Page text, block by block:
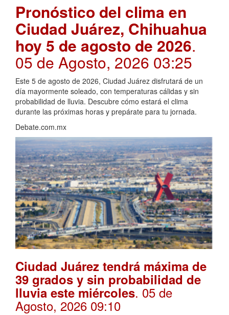
Pronóstico del clima en
Ciudad Juárez, Chihuahua
hoy 5 de agosto de 2026.
05 de Agosto, 2026 03:25
Este 5 de agosto de 2026, Ciudad Juárez disfrutará de un
día mayormente soleado, con temperaturas cálidas y sin
probabilidad de lluvia. Descubre cómo estará el clima
durante las próximas horas y prepárate para tu jornada.
Debate.com.mx
Ciudad Juárez tendrá máxima de
39 grados y sin probabilidad de
lluvia este miércoles. 05 de
Agosto, 2026 09:10